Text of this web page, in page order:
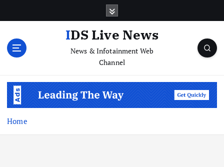
IDS Live News
News & Infotainment Web
Channel
Home